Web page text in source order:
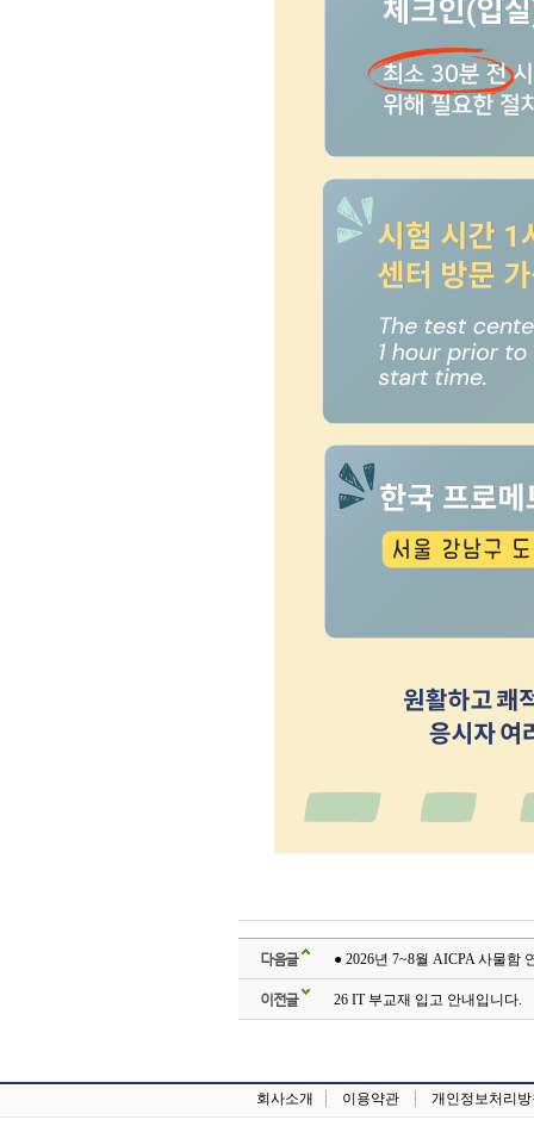
다음글 ● 2026년 7~8월 AICPA 사물함
이전글 26 IT 부교재 입고 안내입니다.
회사소개 이용약관 개인정보처리